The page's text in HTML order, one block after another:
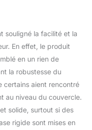
souligné la facilité et la
En effet, le produit
en un rien de
la robustesse du
certains aient rencontré
au niveau du couvercle.
solide, surtout si des
rigide sont mises en